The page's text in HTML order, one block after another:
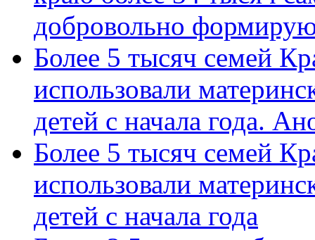
добровольно
Более 5 тысяч семей
использовали
детей с начала года.
Более 5 тысяч семей
использовали
детей с начала года